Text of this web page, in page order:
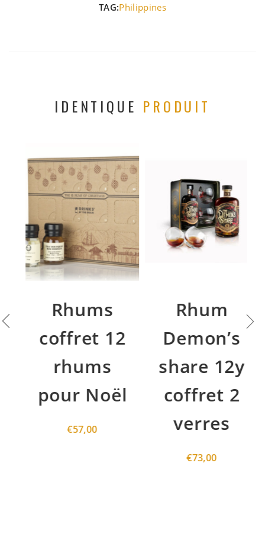
TAG:Philippines
IDENTIQUE PRODUIT
Rhums
coffret 12
rhums
pour Noël
57,00
Rhum
Demon’s
share 12y
coffret 2
verres
73,00